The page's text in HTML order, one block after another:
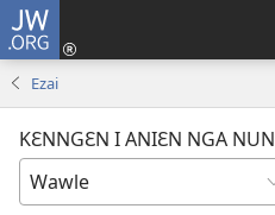
JW.ORG
Ezai
KƐNNGƐN I ANIƐN NGA NUN